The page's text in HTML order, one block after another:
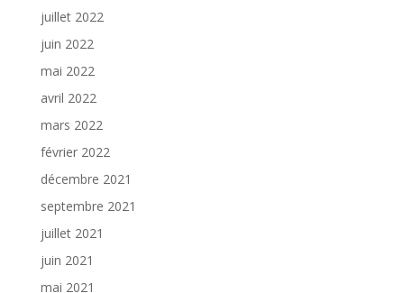
juillet 2022
juin 2022
mai 2022
avril 2022
mars 2022
février 2022
décembre 2021
septembre 2021
juillet 2021
juin 2021
mai 2021